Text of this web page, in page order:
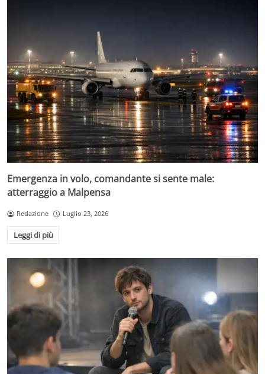
Emergenza in volo, comandante si sente male:
atterraggio a Malpensa
Redazione Luglio 23, 2026
Leggi di più